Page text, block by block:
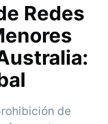
Redes
de